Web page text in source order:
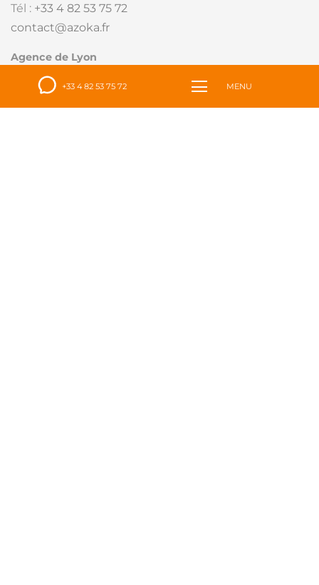
+33 4 82 53 75 72 MENU
Tél : +33 4 82 53 75 72
contact@azoka.fr
Agence de Lyon
15 quai Tilsitt
69002 Lyon
Agence de Paris